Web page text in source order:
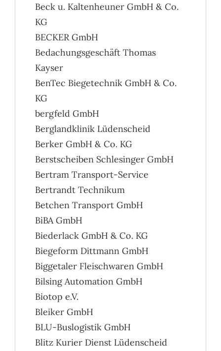
Beck u. Kaltenheuner GmbH & Co.
KG
BECKER GmbH
Bedachungsgeschäft Thomas
Kayser
BenTec Biegetechnik GmbH & Co.
KG
bergfeld GmbH
Berglandklinik Lüdenscheid
Berker GmbH & Co. KG
Berstscheiben Schlesinger GmbH
Bertram Transport-Service
Bertrandt Technikum
Betchen Transport GmbH
BiBA GmbH
Biederlack GmbH & Co. KG
Biegeform Dittmann GmbH
Biggetaler Fleischwaren GmbH
Bilsing Automation GmbH
Biotop e.V.
Bleiker GmbH
BLU-Buslogistik GmbH
Blitz Kurier Dienst Lüdenscheid